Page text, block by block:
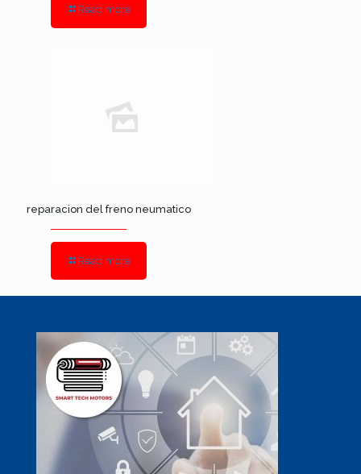
Read more
reparacion del freno neumatico
Read more